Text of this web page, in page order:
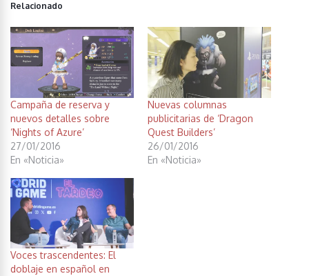
Relacionado
Campaña de reserva y
nuevos detalles sobre
‘Nights of Azure’
27/01/2016
En «Noticia»
Nuevas columnas
publicitarias de ‘Dragon
Quest Builders’
26/01/2016
En «Noticia»
Voces trascendentes: El
doblaje en español en